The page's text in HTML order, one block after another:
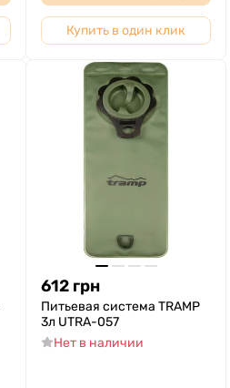
Купить в один клик
612 грн
Питьевая система TRAMP
3л UTRA-057
Нет в наличии